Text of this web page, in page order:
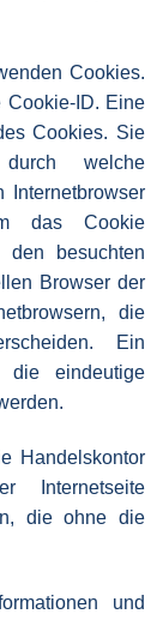
Cookies.
Cookie-ID. Eine
Cookies. Sie
welche
Internetbrowser
das Cookie
besuchten
Browser der
die
Ein
die eindeutige
Handelskontor
Internetseite
die ohne die
und